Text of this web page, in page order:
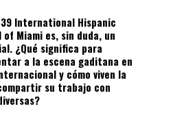
International Hispanic
Miami es, sin duda, un
¿Qué significa para
a la escena gaditana en
y cómo viven la
su trabajo con